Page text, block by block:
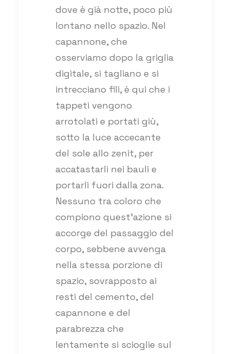
dove è già notte, poco più
lontano nello spazio. Nel
capannone, che
osserviamo dopo la griglia
digitale, si tagliano e si
intrecciano fili, è qui che i
tappeti vengono
arrotolati e portati giù,
sotto la luce accecante
del sole allo zenit, per
accatastarli nei bauli e
portarli fuori dalla zona.
Nessuno tra coloro che
compiono quest’azione si
accorge del passaggio del
corpo, sebbene avvenga
nella stessa porzione di
spazio, sovrapposto ai
resti del cemento, del
capannone e del
parabrezza che
lentamente si scioglie sul